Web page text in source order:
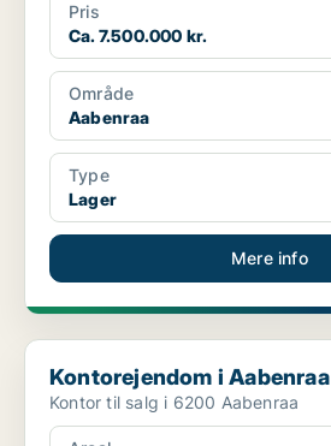
Pris
Ca. 7.500.000 kr.
Område
Aabenraa
Type
Lager
Mere info
Kontorejendom i Aabenraa
Kontorejendom i Aabenraa
Kontor til salg i 6200 Aabenraa